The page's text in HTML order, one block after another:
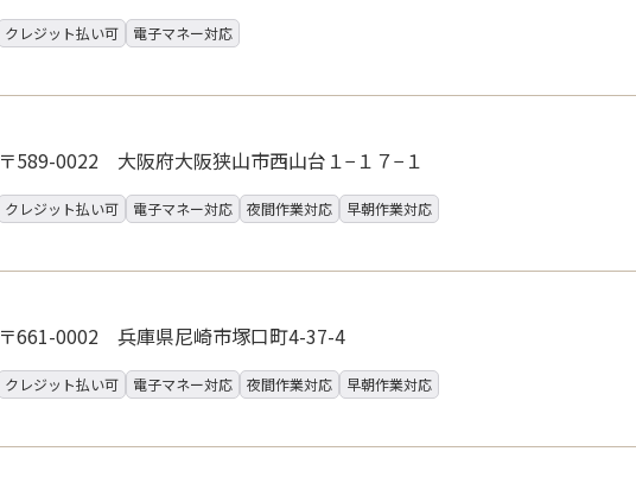
クレジット払い可 電子マネー対応
〒589-0022 大阪府大阪狭山市西山台１−１７−１
クレジット払い可 電子マネー対応 夜間作業対応 早朝作業対応
〒661-0002 兵庫県尼崎市塚口町4-37-4
クレジット払い可 電子マネー対応 夜間作業対応 早朝作業対応